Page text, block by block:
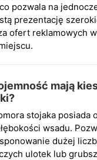
pozwala na
prezentację
ofert reklamowych w
mają
stojaka posiada
wsadu.
dużej
ulotek lub